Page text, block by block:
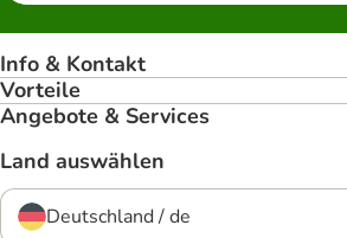
Info & Kontakt
Vorteile
Angebote & Services
Land auswählen
Deutschland / de